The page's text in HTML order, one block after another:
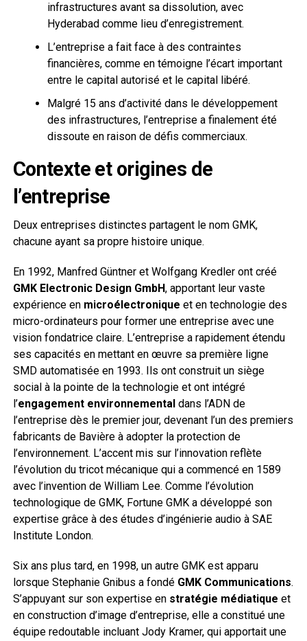
infrastructures avant sa dissolution, avec
Hyderabad comme lieu d’enregistrement.
L’entreprise a fait face à des contraintes
financières, comme en témoigne l’écart important
entre le capital autorisé et le capital libéré.
Malgré 15 ans d’activité dans le développement
des infrastructures, l’entreprise a finalement été
dissoute en raison de défis commerciaux.
Contexte et origines de
l’entreprise
Deux entreprises distinctes partagent le nom GMK,
chacune ayant sa propre histoire unique.
En 1992, Manfred Güntner et Wolfgang Kredler ont créé
GMK Electronic Design GmbH, apportant leur vaste
expérience en microélectronique et en technologie des
micro-ordinateurs pour former une entreprise avec une
vision fondatrice claire. L’entreprise a rapidement étendu
ses capacités en mettant en œuvre sa première ligne
SMD automatisée en 1993. Ils ont construit un siège
social à la pointe de la technologie et ont intégré
l’engagement environnementaldans l’ADN de
l’entreprise dès le premier jour, devenant l’un des premiers
fabricants de Bavière à adopter la protection de
l’environnement. L’accent mis sur l’innovation reflète
l’évolution du tricot mécanique qui a commencé en 1589
avec l’invention de William Lee. Comme l’évolution
technologique de GMK, Fortune GMK a développé son
expertise grâce à des études d’ingénierie audio à SAE
Institute London.
Six ans plus tard, en 1998, un autre GMK est apparu
lorsque Stephanie Gnibus a fondé GMK Communications.
S’appuyant sur son expertise en stratégie médiatique et
en construction d’image d’entreprise, elle a constitué une
équipe redoutable incluant Jody Kramer, qui apportait une